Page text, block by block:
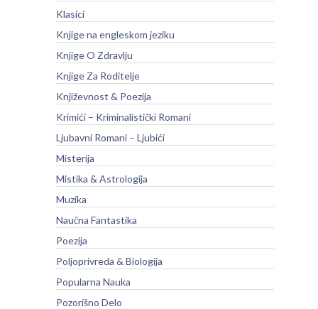
Klasici
Knjige na engleskom jeziku
Knjige O Zdravlju
Knjige Za Roditelje
Književnost & Poezija
Krimići – Kriminalistički Romani
Ljubavni Romani – Ljubići
Misterija
Mistika & Astrologija
Muzika
Naučna Fantastika
Poezija
Poljoprivreda & Biologija
Popularna Nauka
Pozorišno Delo